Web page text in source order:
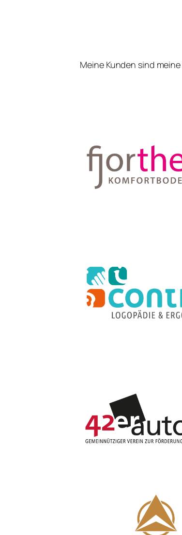
Meine Kunden sind